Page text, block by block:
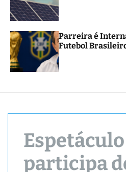
Parreira é
Futebol
Espetáculo
participa